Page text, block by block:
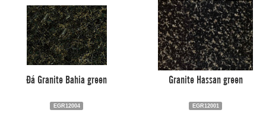
Đá Granite Bahia green
EGR12004
Granite Hassan green
EGR12001